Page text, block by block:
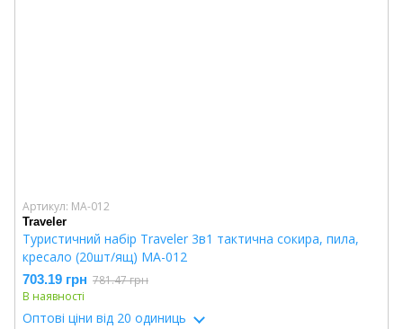
Артикул: MA-012
Traveler
Туристичний набір Traveler 3в1 тактична сокира, пила,
кресало (20шт/ящ) MA-012
703.19 грн 781.47 грн
В наявності
Оптові ціни від 20 одиниць